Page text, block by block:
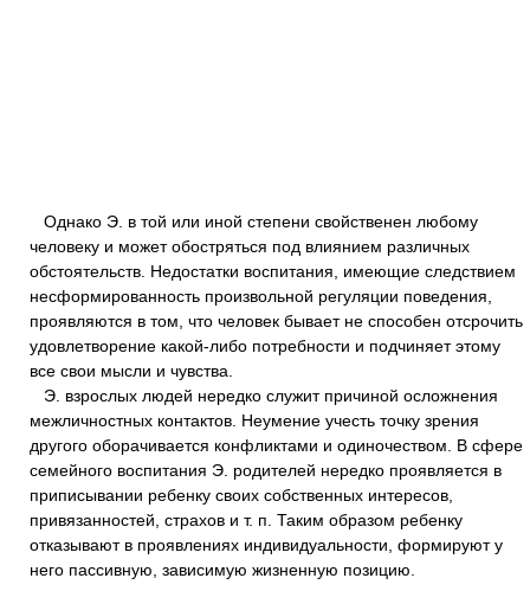
Однако Э. в той или иной степени свойственен любому
человеку и может обостряться под влиянием различных
обстоятельств. Недостатки воспитания, имеющие следствием
несформированность произвольной регуляции поведения,
проявляются в том, что человек бывает не способен отсрочить
удовлетворение какой-либо потребности и подчиняет этому
все свои мысли и чувства.
Э. взрослых людей нередко служит причиной осложнения
межличностных контактов. Неумение учесть точку зрения
другого оборачивается конфликтами и одиночеством. В сфере
семейного воспитания Э. родителей нередко проявляется в
приписывании ребенку своих собственных интересов,
привязанностей, страхов и т. п. Таким образом ребенку
отказывают в проявлениях индивидуальности, формируют у
него пассивную, зависимую жизненную позицию.